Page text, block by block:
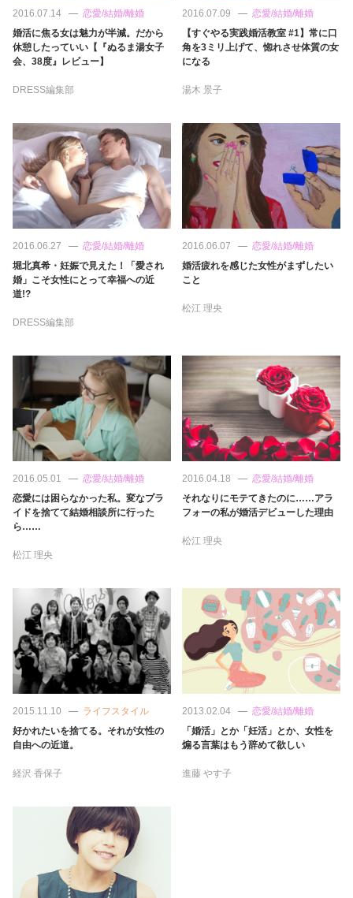
占い
性と愛
2016.07.14
恋愛/結婚/離婚
婚活に焦る女は魅力が半減。だから
休憩したっていい【『ぬるま湯女子
会、38度』レビュー】
DRESS編集部
2016.07.09
恋愛/結婚/離婚
【すぐやる実践婚活教室 #1】常に口
角を3ミリ上げて、惚れさせ体質の女
になる
湯木 景子
2016.06.27
恋愛/結婚/離婚
堀北真希・妊娠で見えた！「愛され
婚」こそ女性にとって幸福への近
道!?
DRESS編集部
2016.06.07
恋愛/結婚/離婚
婚活疲れを感じた女性がまずしたい
こと
松江 理央
2016.05.01
恋愛/結婚/離婚
恋愛には困らなかった私。変なプラ
イドを捨てて結婚相談所に行った
ら……
松江 理央
2016.04.18
恋愛/結婚/離婚
それなりにモテてきたのに……アラ
フォーの私が婚活デビューした理由
松江 理央
2015.11.10
ライフスタイル
好かれたいを捨てる。それが女性の
自由への近道。
経沢 香保子
2013.02.04
恋愛/結婚/離婚
「婚活」とか「妊活」とか、女性を
煽る言葉はもう辞めて欲しい
進藤 やす子